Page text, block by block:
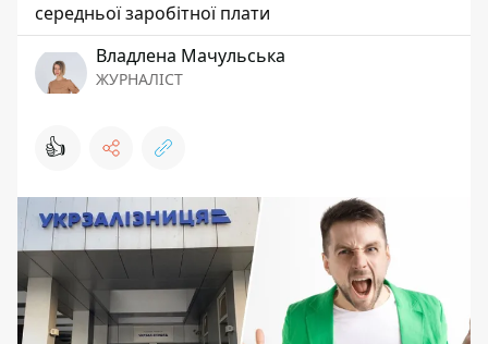
середньої заробітної плати
Владлена Мачульська
ЖУРНАЛІСТ
👍